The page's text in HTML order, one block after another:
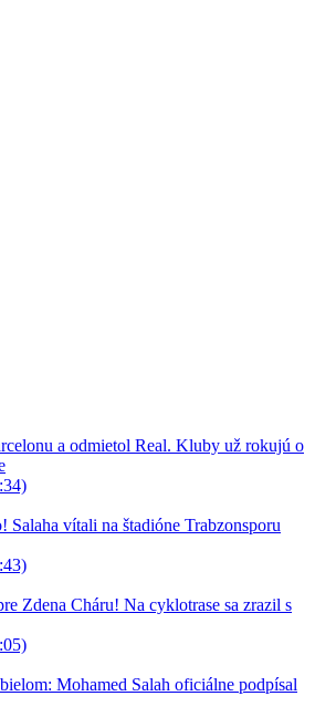
a odmietol Real. Kluby už rokujú o
Salaha vítali na štadióne Trabzonsporu
Zdena Cháru! Na cyklotrase sa zrazil s
Mohamed Salah oficiálne podpísal